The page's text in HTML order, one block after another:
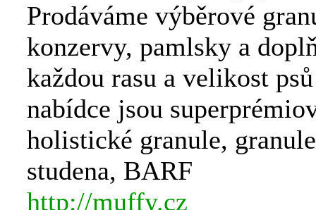
Prodáváme výběrové
konzervy, pamlsky a
každou rasu a velikost
nabídce jsou
holistické granule,
studena, BARF
http://muffy.cz